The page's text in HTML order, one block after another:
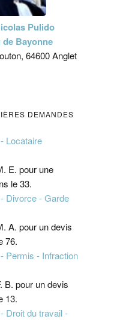
Pulido
de Bayonne
64600 Anglet
DEMANDES
Locataire
E. pour une
le 33.
Divorce - Garde
A. pour un devis
76.
Permis - Infraction
B. pour un devis
13.
Droit du travail -